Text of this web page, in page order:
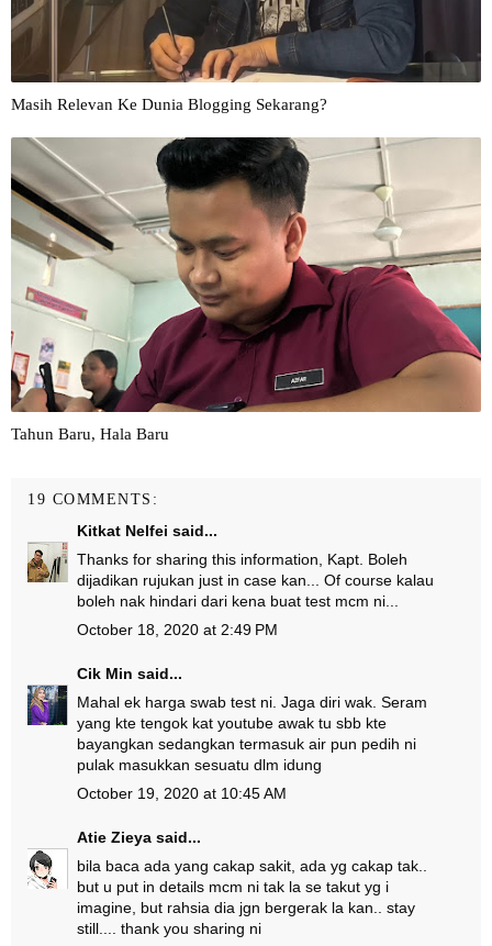
Masih Relevan Ke Dunia Blogging Sekarang?
Tahun Baru, Hala Baru
19 COMMENTS:
Kitkat Nelfei said...
Thanks for sharing this information, Kapt. Boleh
dijadikan rujukan just in case kan... Of course kalau
boleh nak hindari dari kena buat test mcm ni...
October 18, 2020 at 2:49 PM
Cik Min said...
Mahal ek harga swab test ni. Jaga diri wak. Seram
yang kte tengok kat youtube awak tu sbb kte
bayangkan sedangkan termasuk air pun pedih ni
pulak masukkan sesuatu dlm idung
October 19, 2020 at 10:45 AM
Atie Zieya said...
bila baca ada yang cakap sakit, ada yg cakap tak..
but u put in details mcm ni tak la se takut yg i
imagine, but rahsia dia jgn bergerak la kan.. stay
still.... thank you sharing ni